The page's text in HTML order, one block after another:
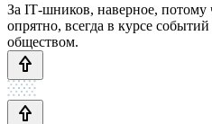
За IT‑шников, наверное, потому
опрятно, всегда в курсе
обществом.